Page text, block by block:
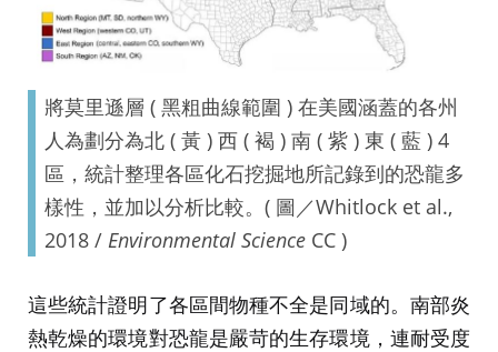
將莫里遜層 ( 黑粗曲線範圍 ) 在美國涵蓋的各州
人為劃分為北 ( 黃 ) 西 ( 褐 ) 南 ( 紫 ) 東 ( 藍 ) 4
區，統計整理各區化石挖掘地所記錄到的恐龍多
樣性，並加以分析比較。( 圖／Whitlock et al.,
2018 / Environmental ScienceCC )
這些統計證明了各區間物種不全是同域的。南部炎
熱乾燥的環境對恐龍是嚴苛的生存環境，連耐受度